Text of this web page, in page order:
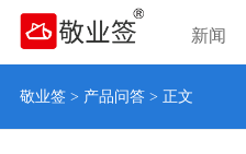
新闻
敬业签> 产品问答> 正文